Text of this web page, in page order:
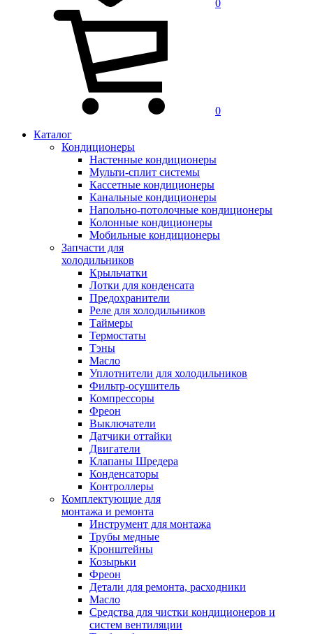
0
0
Каталог
Кондиционеры
Настенные кондиционеры
Мульти-сплит системы
Кассетные кондиционеры
Канальные кондиционеры
Напольно-потолочные кондиционеры
Колонные кондиционеры
Мобильные кондиционеры
Запчасти для
холодильников
Крыльчатки
Лотки для конденсата
Предохранители
Реле для холодильников
Таймеры
Термостаты
Тэны
Масло
Уплотнители для холодильников
Фильтр-осушитель
Компрессоры
Фреон
Выключатели
Датчики оттайки
Двигатели
Клапаны Шредера
Конденсаторы
Контроллеры
Комплектующие для
монтажа и ремонта
Инструмент для монтажа
Трубы медные
Кронштейны
Козырьки
Фреон
Детали для ремонта, расходники
Масло
Средства для чистки кондиционеров и
систем вентиляции